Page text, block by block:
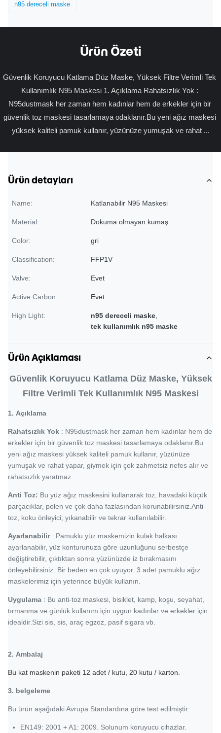
n95 dereceli maske
Ürün Özeti
Güvenlik Koruyucu Katlama Düz Maske, Yüksek Filtre Verimli Tek
Kullanımlık N95 Maskesi 1. Açıklama Rahatsızlık Yok :
N95dustmask her zaman hem kadınlar hem de erkekler için bir
güvenlik toz maskesi tasarlamaya odaklanır.Bu yeni ağız maskesi
yüksek kaliteli pamuk kullanır, yüzünüze yumuşak ve rahat ...
Ürün detayları
Name: Katlanabilir N95 Maskesi
Material: Dokuma olmayan kumaş
Color: gri
Classification: FFP1V
Valve: Evet
Active Carbon: Evet
High Light: n95 dereceli maske
tek kullanımlık n95 maske
Ürün Açıklaması
Güvenlik Koruyucu Katlama Düz Maske, Yüksek
Filtre Verimli Tek Kullanımlık N95 Maskesi
1. Açıklama
Rahatsızlık Yok : N95dustmask her zaman hem kadınlar hem de
erkekler için bir güvenlik toz maskesi tasarlamaya odaklanır.Bu
yeni ağız maskesi yüksek kaliteli pamuk kullanır, yüzünüze
yumuşak ve rahat yapar, giymek için çok zahmetsiz nefes alır ve
rahatsızlık yaratmaz
Anti Toz: Bu yüz ağız maskesini kullanarak toz, havadaki küçük
parçacıklar, polen ve çok daha fazlasından korunabilirsiniz.Anti-
toz, koku önleyici; yıkanabilir ve tekrar kullanılabilir.
Ayarlanabilir: Pamuklu yüz maskemizin kulak halkası
ayarlanabilir, yüz konturunuza göre uzunluğunu serbestçe
değiştirebilir, çıktıktan sonra yüzünüzde iz bırakmasını
önleyebilirsiniz. Bir beden en çok uyuyor. 3 adet pamuklu ağız
maskelerimiz için yeterince büyük kullanın.
Uygulama : Bu anti-toz maskesi, bisiklet, kamp, ​​koşu, seyahat,
tırmanma ve günlük kullanım için uygun kadınlar ve erkekler için
idealdir.Sizi sis, sis, araç egzoz, pasif sigara vb.
2. Ambalaj
Bu kat maskenin paketi 12 adet / kutu, 20 kutu / karton.
3. belgeleme
Bu ürün aşağıdaki Avrupa Standardına göre test edilmiştir:
EN149: 2001 + A1: 2009. Solunum koruyucu cihazlar.